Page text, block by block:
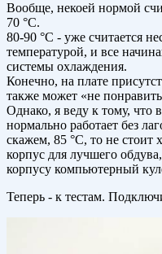
Вообще, некоей нормой
70 °C.
80-90 °C - уже считается
температурой, и все
системы охлаждения.
Конечно, на плате
также может «не
Однако, я веду к тому, что
нормально работает без
скажем, 85 °C, то не стоит
корпус для лучшего
корпусу компьютерный
Теперь - к тестам.